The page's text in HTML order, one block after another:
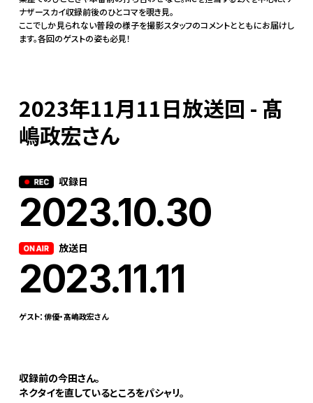
ナザースカイ収録前後のひとコマを覗き見。
ここでしか見られない普段の様子を撮影スタッフのコメントとともにお届けし
ます。各回のゲストの姿も必見！
2023年11月11日放送回 - 髙
嶋政宏さん
収録日
2023.10.30
放送日
2023.11.11
ゲスト：俳優・髙嶋政宏さん
収録前の今田さん。
ネクタイを直しているところをパシャリ。